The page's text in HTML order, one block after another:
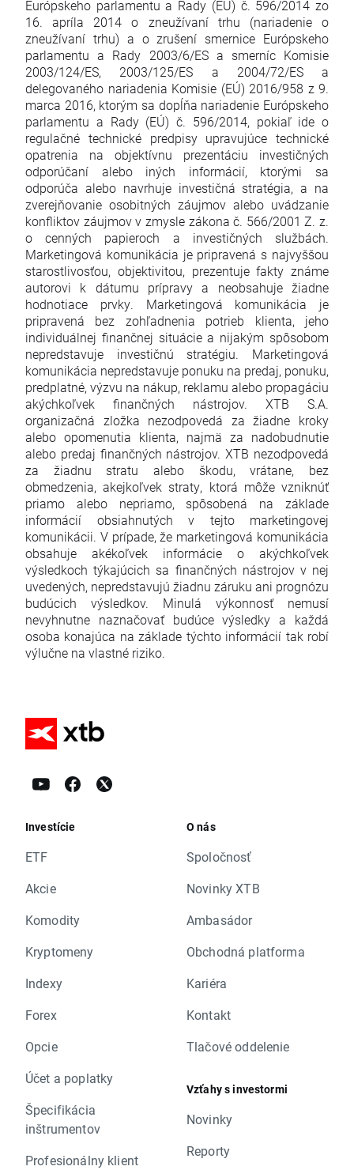
Európskeho parlamentu a Rady (EÚ) č. 596/2014 zo
16. apríla 2014 o zneužívaní trhu (nariadenie o
zneužívaní trhu) a o zrušení smernice Európskeho
parlamentu a Rady 2003/6/ES a smerníc Komisie
2003/124/ES, 2003/125/ES a 2004/72/ES a
delegovaného nariadenia Komisie (EÚ) 2016/958 z 9.
marca 2016, ktorým sa dopĺňa nariadenie Európskeho
parlamentu a Rady (EÚ) č. 596/2014, pokiaľ ide o
regulačné technické predpisy upravujúce technické
opatrenia na objektívnu prezentáciu investičných
odporúčaní alebo iných informácií, ktorými sa
odporúča alebo navrhuje investičná stratégia, a na
zverejňovanie osobitných záujmov alebo uvádzanie
konfliktov záujmov v zmysle zákona č. 566/2001 Z. z.
o cenných papieroch a investičných službách.
Marketingová komunikácia je pripravená s najvyššou
starostlivosťou, objektivitou, prezentuje fakty známe
autorovi k dátumu prípravy a neobsahuje žiadne
hodnotiace prvky. Marketingová komunikácia je
pripravená bez zohľadnenia potrieb klienta, jeho
individuálnej finančnej situácie a nijakým spôsobom
nepredstavuje investičnú stratégiu. Marketingová
komunikácia nepredstavuje ponuku na predaj, ponuku,
predplatné, výzvu na nákup, reklamu alebo propagáciu
akýchkoľvek finančných nástrojov. XTB S.A.
organizačná zložka nezodpovedá za žiadne kroky
alebo opomenutia klienta, najmä za nadobudnutie
alebo predaj finančných nástrojov. XTB nezodpovedá
za žiadnu stratu alebo škodu, vrátane, bez
obmedzenia, akejkoľvek straty, ktorá môže vzniknúť
priamo alebo nepriamo, spôsobená na základe
informácií obsiahnutých v tejto marketingovej
komunikácii. V prípade, že marketingová komunikácia
obsahuje akékoľvek informácie o akýchkoľvek
výsledkoch týkajúcich sa finančných nástrojov v nej
uvedených, nepredstavujú žiadnu záruku ani prognózu
budúcich výsledkov. Minulá výkonnosť nemusí
nevyhnutne naznačovať budúce výsledky a každá
osoba konajúca na základe týchto informácií tak robí
výlučne na vlastné riziko.
Investície
ETF
Akcie
Komodity
Kryptomeny
Indexy
Forex
Opcie
Účet a poplatky
Špecifikácia
inštrumentov
Profesionálny klient
O nás
Spoločnosť
Novinky XTB
Ambasádor
Obchodná platforma
Kariéra
Kontakt
Tlačové oddelenie
Vzťahy s investormi
Novinky
Reporty